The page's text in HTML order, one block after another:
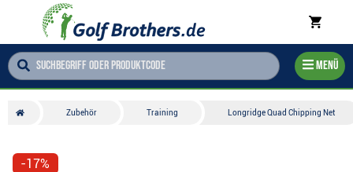
Menü
Zubehör Training Longridge Quad Chipping Net
-17%